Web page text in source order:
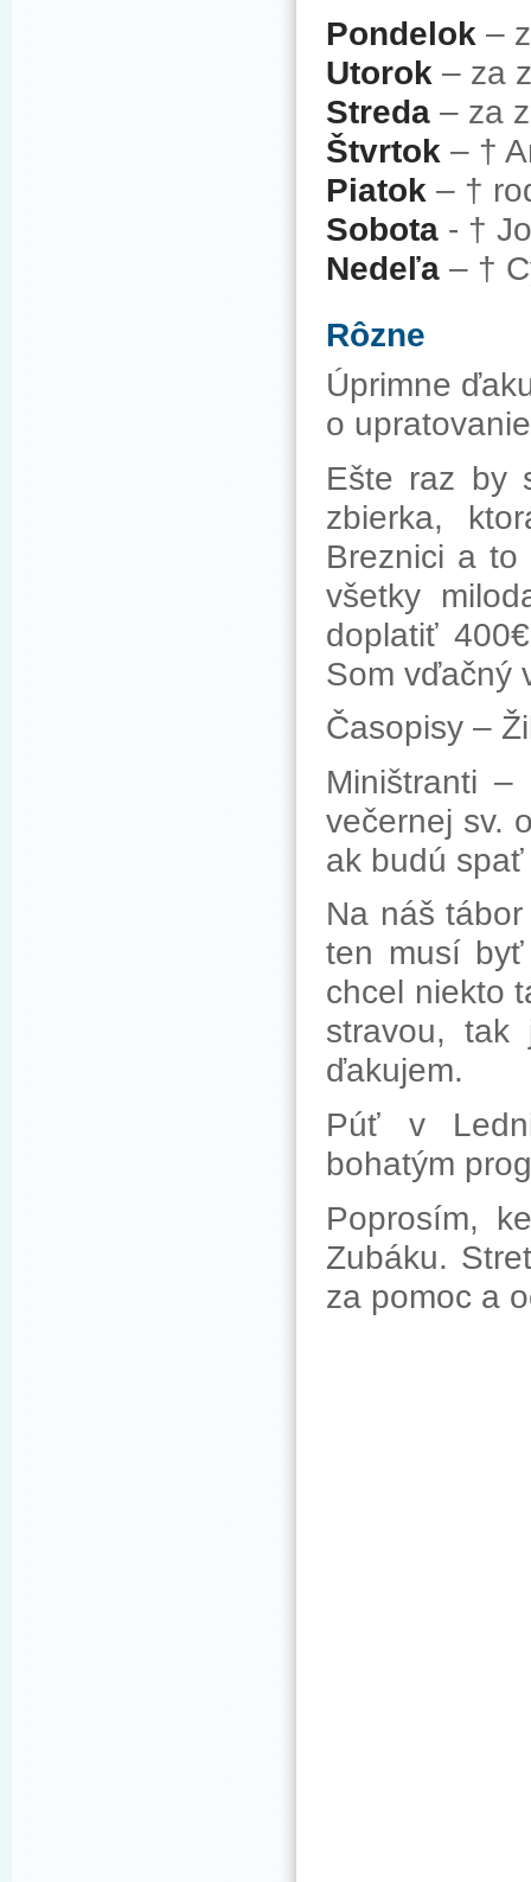
Pondelok –
Utorok – za
Streda – za
Štvrtok – †
Piatok – †
Sobota - †
Nedeľa – †
Rôzne
Úprimne
o
Ešte raz by
zbierka,
Breznici a
všetky
doplatiť
Som vďačný
Časopisy –
Miništranti
večernej sv.
ak budú
Na náš
ten musí byť
chcel niekto
stravou,
ďakujem.
Púť v
bohatým
Poprosím,
Zubáku.
za pomoc a